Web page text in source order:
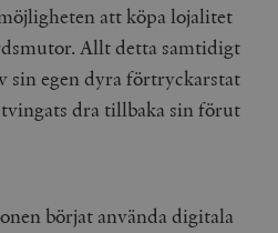
att köpa lojalitet
Allt detta samtidigt
sin egen dyra förtryckarstat
dra tillbaka sin förut
börjat använda digitala